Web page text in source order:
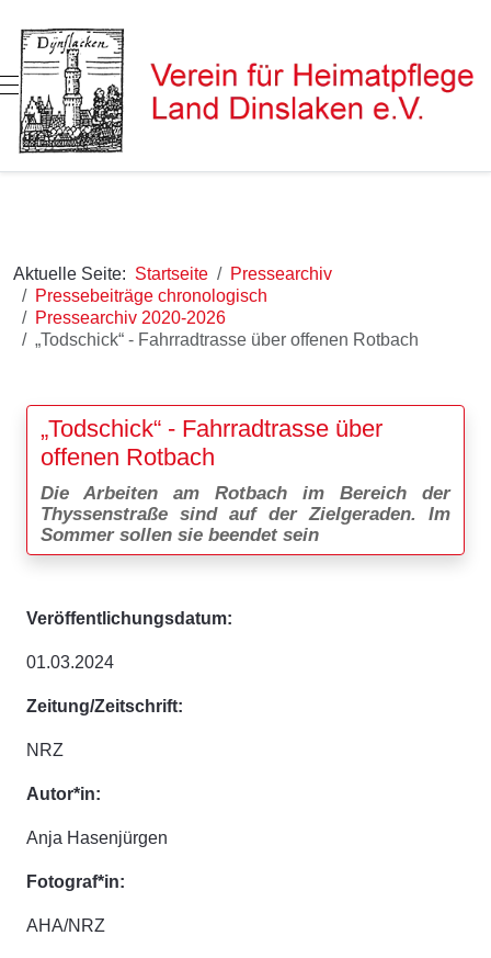
Mobile Menu Toggle
Aktuelle Seite: Startseite
Pressearchiv
Pressebeiträge chronologisch
Pressearchiv 2020-2026
„Todschick“ - Fahrradtrasse über offenen Rotbach
„Todschick“ - Fahrradtrasse über
offenen Rotbach
Die Arbeiten am Rotbach im Bereich der
Thyssenstraße sind auf der Zielgeraden. Im
Sommer sollen sie beendet sein
Veröffentlichungsdatum:
01.03.2024
Zeitung/Zeitschrift:
NRZ
Autor*in:
Anja Hasenjürgen
Fotograf*in:
AHA/NRZ